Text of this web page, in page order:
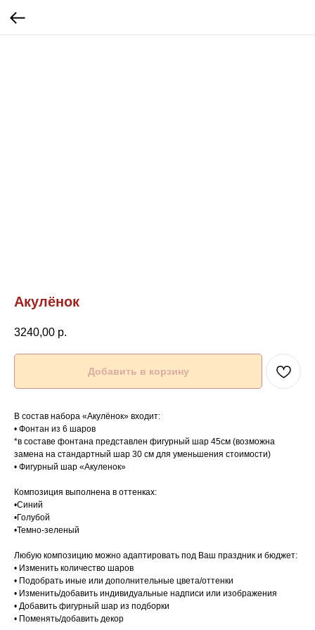
Акулёнок
3240,00 р.
Добавить в корзину
В состав набора «Акулёнок» входит:
• Фонтан из 6 шаров
*в составе фонтана представлен фигурный шар 45см (возможна
замена на стандартный шар 30 см для уменьшения стоимости)
• Фигурный шар «Акуленок»
Композиция выполнена в оттенках:
•Синий
•Голубой
•Темно-зеленый
Любую композицию можно адаптировать под Ваш праздник и бюджет:
• Изменить количество шаров
• Подобрать иные или дополнительные цвета/оттенки
• Изменить/добавить индивидуальные надписи или изображения
• Добавить фигурный шар из подборки
• Поменять/добавить декор